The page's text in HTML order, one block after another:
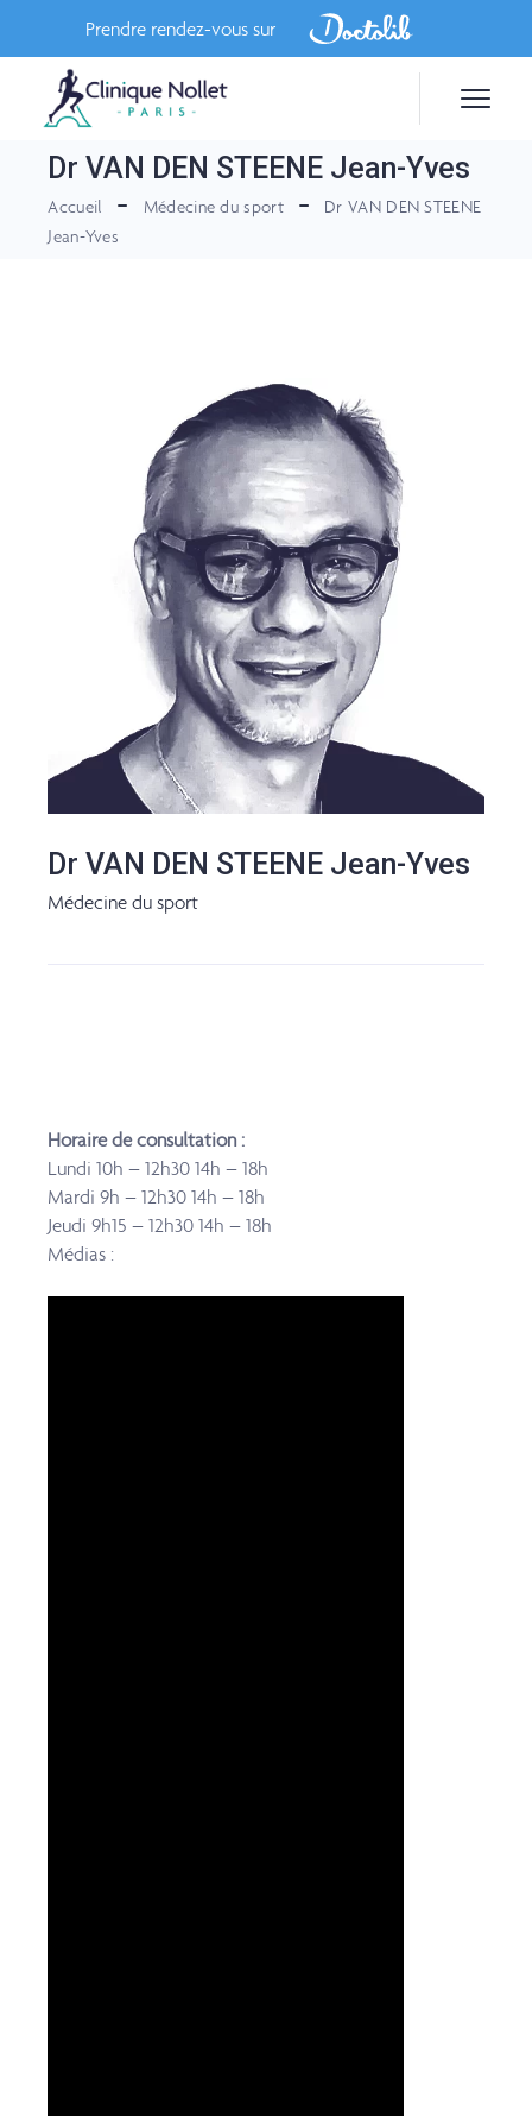
Prendre rendez-vous sur
Dr VAN DEN STEENE Jean-Yves
Accueil Médecine du sport
Dr VAN DEN STEENE
Jean-Yves
Dr VAN DEN STEENE Jean-Yves
Médecine du sport
Horaire de consultation :
Lundi 10h – 12h30 14h – 18h
Mardi 9h – 12h30 14h – 18h
Jeudi 9h15 – 12h30 14h – 18h
Médias :